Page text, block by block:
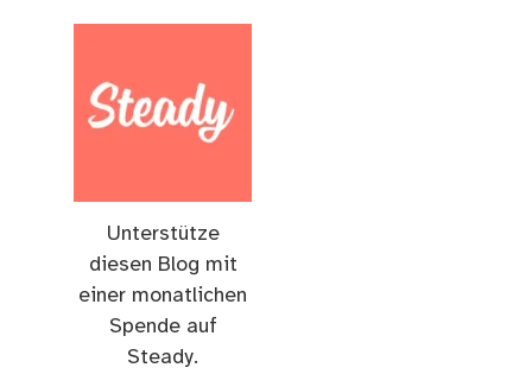
Unterstütze
diesen Blog mit
einer monatlichen
Spende auf
Steady.